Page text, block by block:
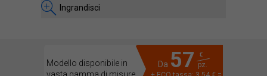
Ingrandisci
Modello disponibile in
Da 57
€
pz.